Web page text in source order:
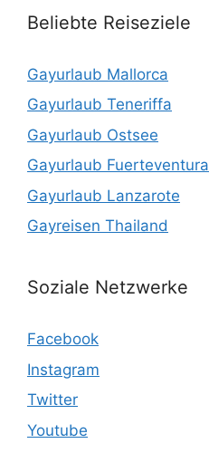
Beliebte Reiseziele
Gayurlaub Mallorca
Gayurlaub Teneriffa
Gayurlaub Ostsee
Gayurlaub Fuerteventura
Gayurlaub Lanzarote
Gayreisen Thailand
Soziale Netzwerke
Facebook
Instagram
Twitter
Youtube